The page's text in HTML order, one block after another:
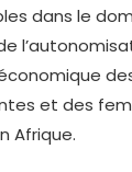
dans le
et des
Afrique.